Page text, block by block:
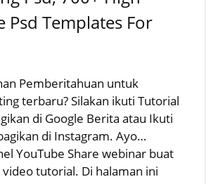
Psd Templates For
Pemberitahuan untuk
terbaru? Silakan ikuti Tutorial
di Google Berita atau Ikuti
di Instagram. Ayo…
YouTube Share webinar buat
tutorial. Di halaman ini